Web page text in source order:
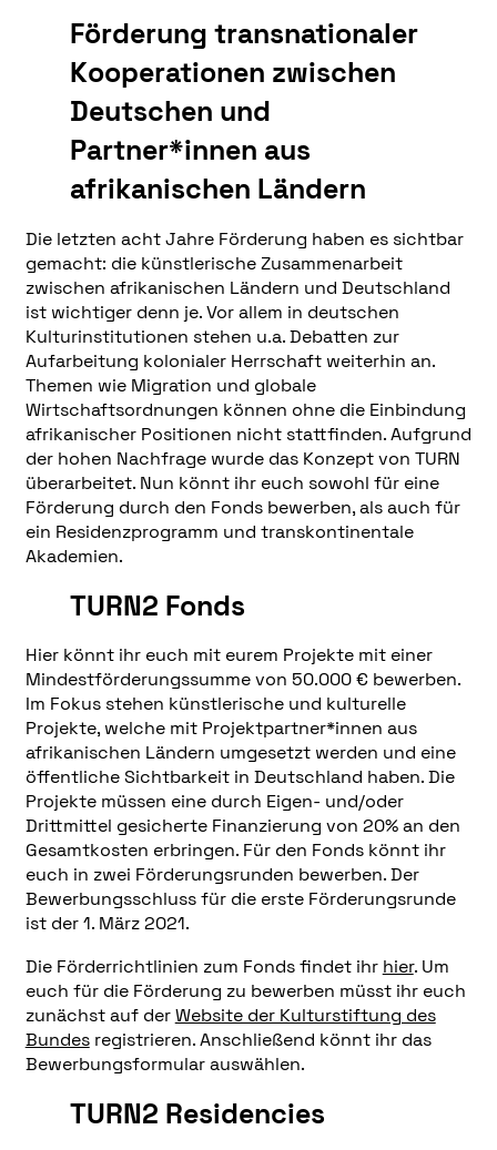
Förderung transnationaler
Kooperationen zwischen
Deutschen und
Partner*innen aus
afrikanischen Ländern
Die letzten acht Jahre Förderung haben es sichtbar
gemacht: die künstlerische Zusammenarbeit
zwischen afrikanischen Ländern und Deutschland
ist wichtiger denn je. Vor allem in deutschen
Kulturinstitutionen stehen u.a. Debatten zur
Aufarbeitung kolonialer Herrschaft weiterhin an.
Themen wie Migration und globale
Wirtschaftsordnungen können ohne die Einbindung
afrikanischer Positionen nicht stattfinden. Aufgrund
der hohen Nachfrage wurde das Konzept von TURN
überarbeitet. Nun könnt ihr euch sowohl für eine
Förderung durch den Fonds bewerben, als auch für
ein Residenzprogramm und transkontinentale
Akademien.
TURN2 Fonds
Hier könnt ihr euch mit eurem Projekte mit einer
Mindestförderungssumme von 50.000 € bewerben.
Im Fokus stehen künstlerische und kulturelle
Projekte, welche mit Projektpartner*innen aus
afrikanischen Ländern umgesetzt werden und eine
öffentliche Sichtbarkeit in Deutschland haben. Die
Projekte müssen eine durch Eigen- und/oder
Drittmittel gesicherte Finanzierung von 20% an den
Gesamtkosten erbringen. Für den Fonds könnt ihr
euch in zwei Förderungsrunden bewerben. Der
Bewerbungsschluss für die erste Förderungsrunde
ist der 1. März 2021.
Die Förderrichtlinien zum Fonds findet ihr hier. Um
euch für die Förderung zu bewerben müsst ihr euch
zunächst auf derWebsite der Kulturstiftung des
Bundesregistrieren. Anschließend könnt ihr das
Bewerbungsformular auswählen.
TURN2 Residencies